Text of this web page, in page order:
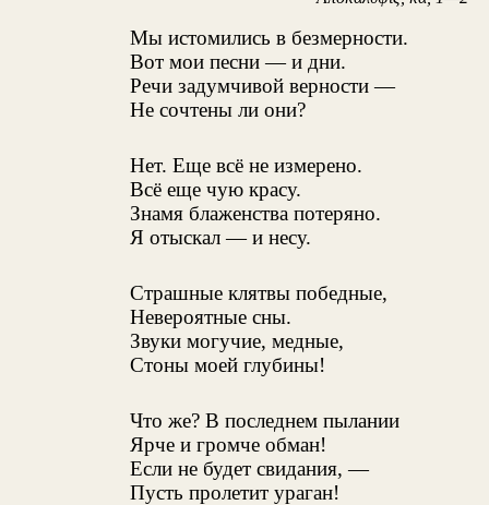
Мы истомились в безмерности.
Вот мои песни — и дни.
Речи задумчивой верности —
Не сочтены ли они?
Нет. Еще всё не измерено.
Всё еще чую красу.
Знамя блаженства потеряно.
Я отыскал — и несу.
Страшные клятвы победные,
Невероятные сны.
Звуки могучие, медные,
Стоны моей глубины!
Что же? В последнем пылании
Ярче и громче обман!
Если не будет свидания, —
Пусть пролетит ураган!